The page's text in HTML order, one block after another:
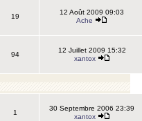
19
12 Août 2009 09:03
Ache
94
12 Juillet 2009 15:32
xantox
1
30 Septembre 2006 23:39
xantox